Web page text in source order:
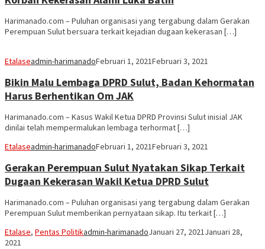
Harimanado.com – Puluhan organisasi yang tergabung dalam Gerakan
Perempuan Sulut bersuara terkait kejadian dugaan kekerasan […]
Etalaseadmin-harimanadoFebruari 1, 2021Februari 3, 2021
Bikin Malu Lembaga DPRD Sulut, Badan Kehormatan
Harus Berhentikan Om JAK
Harimanado.com – Kasus Wakil Ketua DPRD Provinsi Sulut inisial JAK
dinilai telah mempermalukan lembaga terhormat […]
Etalaseadmin-harimanadoFebruari 1, 2021Februari 3, 2021
Gerakan Perempuan Sulut Nyatakan Sikap Terkait
Dugaan Kekerasan Wakil Ketua DPRD Sulut
Harimanado.com – Puluhan organisasi yang tergabung dalam Gerakan
Perempuan Sulut memberikan pernyataan sikap. Itu terkait […]
Etalase, Pentas Politikadmin-harimanadoJanuari 27, 2021Januari 28,
2021